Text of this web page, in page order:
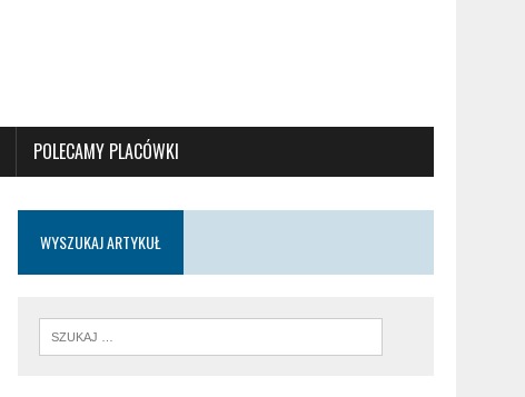
POLECAMY PLACÓWKI
WYSZUKAJ ARTYKUŁ